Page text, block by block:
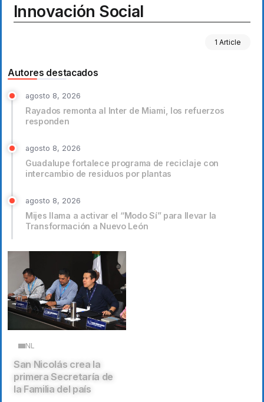
Innovación Social
1 Article
Autores destacados
agosto 8, 2026
Rayados remonta al Inter de Miami, los refuerzos
responden
agosto 8, 2026
Guadalupe fortalece programa de reciclaje con
intercambio de residuos por plantas
agosto 8, 2026
Mijes llama a activar el “Modo Sí” para llevar la
Transformación a Nuevo León
NL
San Nicolás crea la
primera Secretaría de
la Familia del país